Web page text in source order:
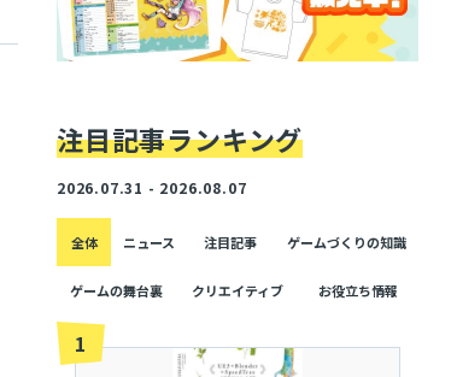
注目記事ランキング
2026.07.31 - 2026.08.07
全体 ニュース 注目記事 ゲームづくりの知識
ゲームの舞台裏 クリエイティブ お役立ち情報
1